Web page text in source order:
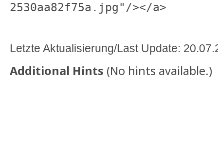
2530aa82f75a.jpg"/></a>
Letzte Aktualisierung/Last Update:
Additional Hints (No hints available.)